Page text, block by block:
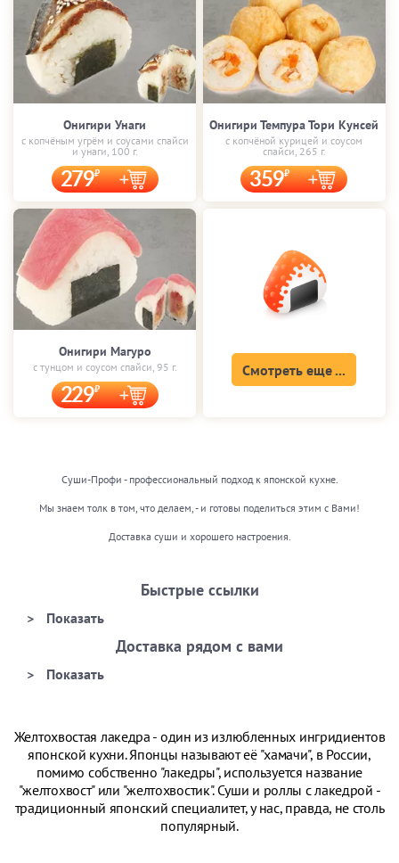
Онигири Унаги
с копчёным угрём и соусами спайси
и унаги, 100 г.
279
Онигири Темпура Тори Кунсей
с копчёной курицей и соусом
спайси, 265 г.
359
Онигири Магуро
с тунцом и соусом спайси, 95 г.
229
Смотреть еще ...
Суши-Профи - профессиональный подход к японской кухне.
Мы знаем толк в том, что делаем, - и готовы поделиться этим с Вами!
Доставка суши и хорошего настроения.
Быстрые ссылки
Доставка рядом с вами
Желтохвостая лакедра - один из излюбленных ингридиентов
японской кухни. Японцы называют её "хамачи", в России,
помимо собственно "лакедры", используется название
"желтохвост" или "желтохвостик". Суши и роллы с лакедрой -
традиционный японский специалитет, у нас, правда, не столь
популярный.